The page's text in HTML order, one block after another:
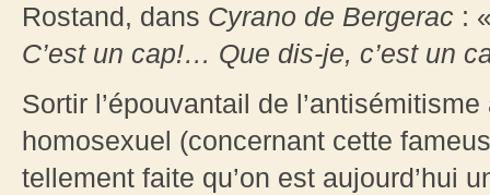
Rostand, dans Cyrano de Bergerac :
C’est un cap!… Que dis-je, c’est un
Sortir l’épouvantail de
homosexuel (concernant cette
tellement faite qu’on est aujourd’hui